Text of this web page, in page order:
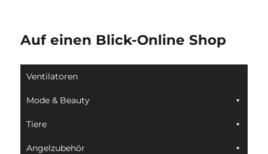
Auf einen Blick-Online Shop
Ventilatoren
Mode & Beauty
Tiere
Angelzubehör